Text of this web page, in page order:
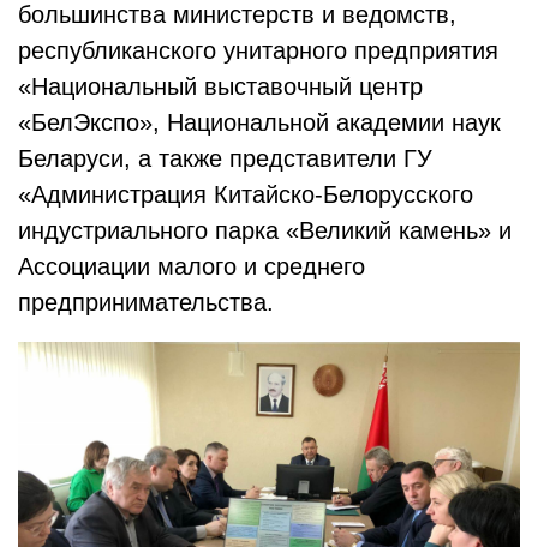
большинства министерств и ведомств,
республиканского унитарного предприятия
«Национальный выставочный центр
«БелЭкспо», Национальной академии наук
Беларуси, а также представители ГУ
«Администрация Китайско-Белорусского
индустриального парка «Великий камень» и
Ассоциации малого и среднего
предпринимательства.